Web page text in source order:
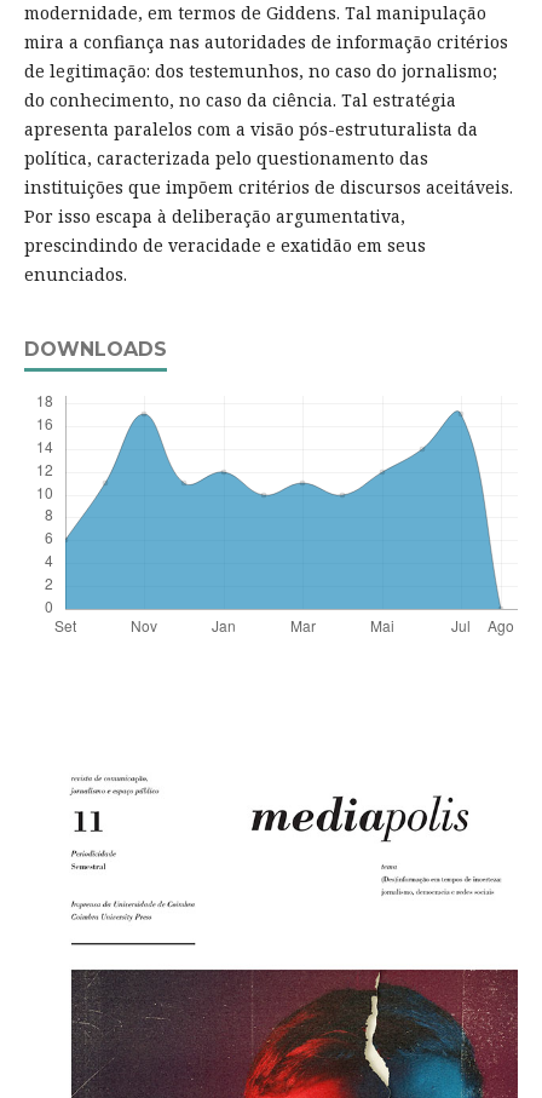
modernidade, em termos de Giddens. Tal manipulação
mira a confiança nas autoridades de informação critérios
de legitimação: dos testemunhos, no caso do jornalismo;
do conhecimento, no caso da ciência. Tal estratégia
apresenta paralelos com a visão pós-estruturalista da
política, caracterizada pelo questionamento das
instituições que impõem critérios de discursos aceitáveis.
Por isso escapa à deliberação argumentativa,
prescindindo de veracidade e exatidão em seus
enunciados.
DOWNLOADS